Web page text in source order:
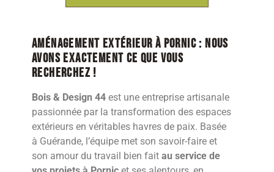
Aménagement extérieur à Pornic : nous
avons exactement ce que vous
recherchez !
Bois & Design 44 est une entreprise artisanale
passionnée par la transformation des espaces
extérieurs en véritables havres de paix. Basée
à Guérande, l’équipe met son savoir-faire et
son amour du travail bien fait au service de